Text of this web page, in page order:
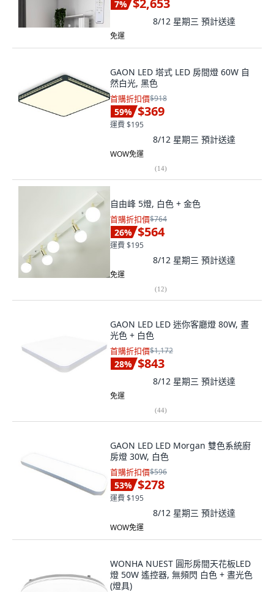
7% $2,653
8/12 星期三 預計送達
免運
GAON LED 塔式 LED 房間燈 60W 自
然白光, 黑色
首購折扣價$918
59% $369
運費 $195
8/12 星期三 預計送達
WOW免運
(14)
自由峰 5燈, 白色 + 金色
首購折扣價$764
26% $564
運費 $195
8/12 星期三 預計送達
免運
(12)
GAON LED LED 迷你客廳燈 80W, 晝
光色 + 白色
首購折扣價$1,172
28% $843
8/12 星期三 預計送達
免運
(44)
GAON LED LED Morgan 雙色系統廚
房燈 30W, 白色
首購折扣價$596
53% $278
運費 $195
8/12 星期三 預計送達
WOW免運
WONHA NUEST 圓形房間天花板LED
燈 50W 遙控器, 無頻閃 白色 + 晝光色
(燈具)